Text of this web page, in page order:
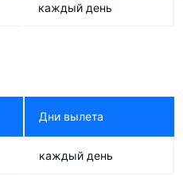
каждый день
Дни вылета
каждый день